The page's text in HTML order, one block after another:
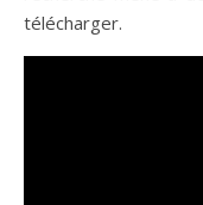
télécharger.